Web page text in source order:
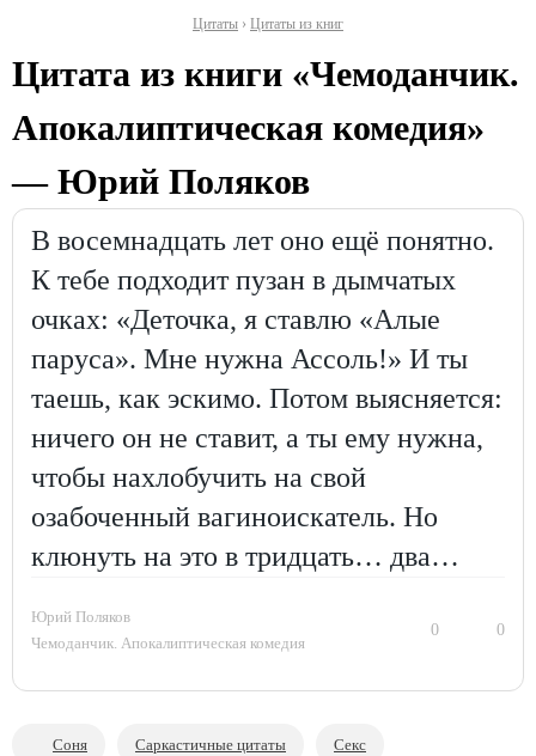
Цитаты › Цитаты из книг
Цитата из книги «Чемоданчик.
Апокалиптическая комедия»
— Юрий Поляков
В восемнадцать лет оно ещё понятно.
К тебе подходит пузан в дымчатых
очках: «Деточка, я ставлю «Алые
паруса». Мне нужна Ассоль!» И ты
таешь, как эскимо. Потом выясняется:
ничего он не ставит, а ты ему нужна,
чтобы нахлобучить на свой
озабоченный вагиноискатель. Но
клюнуть на это в тридцать… два…
Юрий Поляков
Чемоданчик. Апокалиптическая комедия
0 0
Соня Саркастичные цитаты
Секс